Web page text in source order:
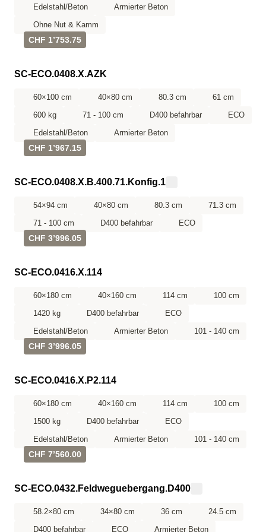
Edelstahl/Beton
Armierter Beton
Ohne Nut & Kamm
CHF 1’753.75
SC-ECO.0408.X.AZK
60×100 cm 40×80 cm 80.3 cm
61 cm
600 kg
71 - 100 cm D400 befahrbar
ECO
Edelstahl/Beton
Armierter Beton
CHF 1’967.15
SC-ECO.0408.X.B.400.71.Konfig.1
54×94 cm 40×80 cm 80.3 cm
71.3 cm
71 - 100 cm
D400 befahrbar ECO
CHF 3’996.05
SC-ECO.0416.X.114
60×180 cm 40×160 cm 114 cm
100 cm
1420 kg
D400 befahrbar
ECO
Edelstahl/Beton
Armierter Beton 101 - 140 cm
CHF 3’996.05
SC-ECO.0416.X.P2.114
60×180 cm 40×160 cm 114 cm
100 cm
1500 kg
D400 befahrbar
ECO
Edelstahl/Beton
Armierter Beton 101 - 140 cm
CHF 7’560.00
SC-ECO.0432.Feldweguebergang.D400
58.2×80 cm 34×80 cm 36 cm
24.5 cm
D400 befahrbar
ECO Armierter Beton